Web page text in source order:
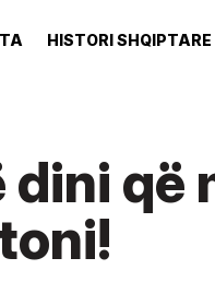
HISTORI SHQIPTARE
që